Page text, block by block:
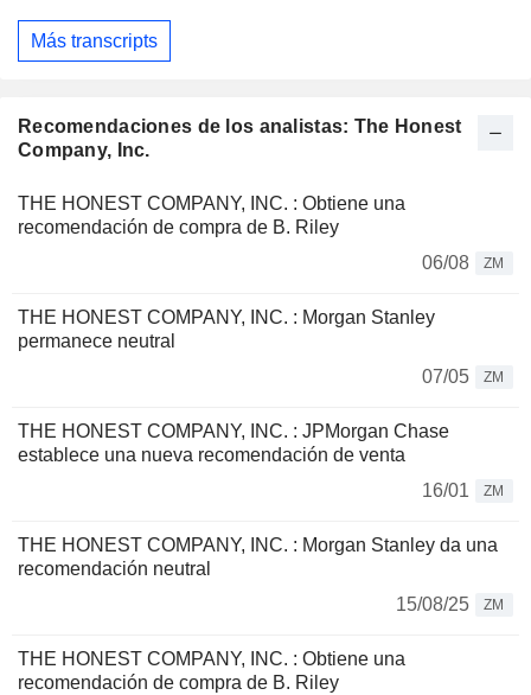
Más transcripts
Recomendaciones de los analistas: The Honest
Company, Inc.
THE HONEST COMPANY, INC. : Obtiene una
recomendación de compra de B. Riley
06/08
ZM
THE HONEST COMPANY, INC. : Morgan Stanley
permanece neutral
07/05
ZM
THE HONEST COMPANY, INC. : JPMorgan Chase
establece una nueva recomendación de venta
16/01
ZM
THE HONEST COMPANY, INC. : Morgan Stanley da una
recomendación neutral
15/08/25
ZM
THE HONEST COMPANY, INC. : Obtiene una
recomendación de compra de B. Riley